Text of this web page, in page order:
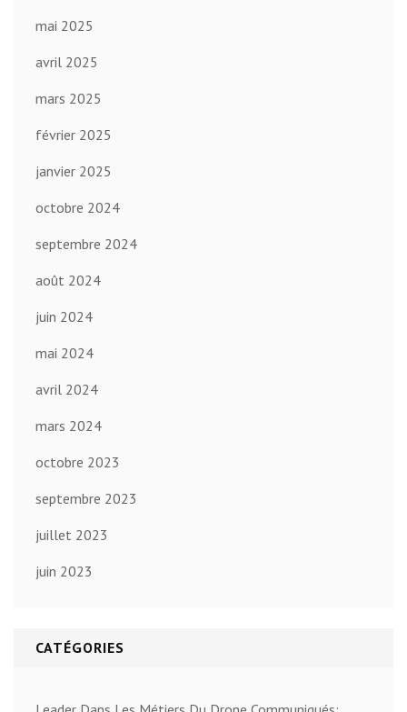
mai 2025
avril 2025
mars 2025
février 2025
janvier 2025
octobre 2024
septembre 2024
août 2024
juin 2024
mai 2024
avril 2024
mars 2024
octobre 2023
septembre 2023
juillet 2023
juin 2023
CATÉGORIES